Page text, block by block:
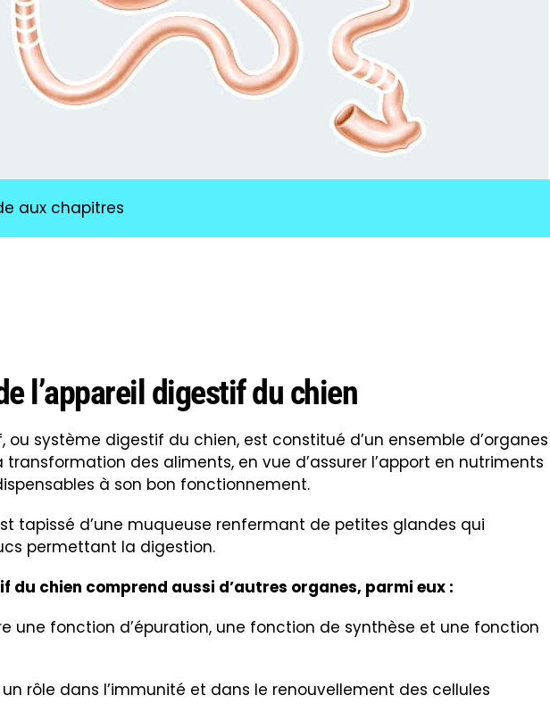
aux chapitres
l’appareil digestif du chien
ou système digestif du chien, est constitué d’un ensemble d’organes
des aliments, en vue d’assurer l’apport en nutriments
à son bon fonctionnement.
tapissé d’une muqueuse renfermant de petites glandes qui
permettant la digestion.
du chien comprend aussi d’autres organes, parmi eux :
une fonction d’épuration, une fonction de synthèse et une fonction
rôle dans l’immunité et dans le renouvellement des cellules